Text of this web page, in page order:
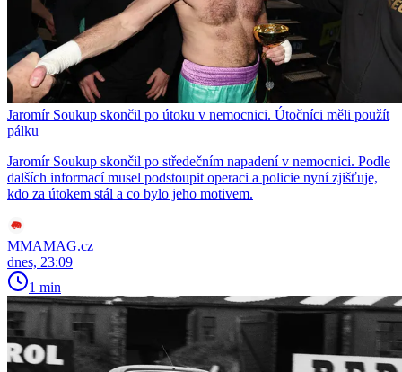
Jaromír Soukup skončil po útoku v nemocnici. Útočníci měli použít
pálku
Jaromír Soukup skončil po středečním napadení v nemocnici. Podle
dalších informací musel podstoupit operaci a policie nyní zjišťuje,
kdo za útokem stál a co bylo jeho motivem.
MMAMAG.cz
dnes, 23:09
1 min